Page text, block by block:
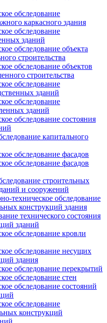
обследование
каркасного здания
обследование
зданий
обследование объекта
строительства
обследование объектов
строительства
обследование
зданий
обследование
зданий
обследование состояния
капитального
обследование фасадов
обследование фасадов
строительных
и сооружений
техническое обследование
конструкций здания
технического состояния
зданий
обследование кровли
обследование несущих
здания
обследование перекрытий
обследование стен
обследование состояний
обследование
конструкций